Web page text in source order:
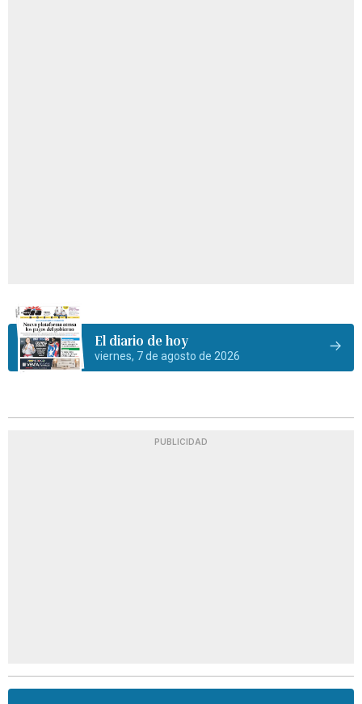
El diario de hoy
viernes, 7 de agosto de 2026
PUBLICIDAD